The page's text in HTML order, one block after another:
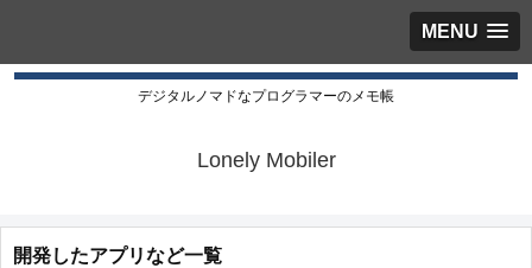
MENU
デジタルノマドなプログラマーのメモ帳
Lonely Mobiler
開発したアプリなど一覧